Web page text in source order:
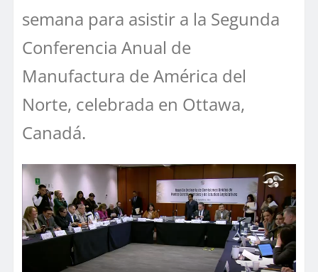
semana para asistir a la Segunda
Conferencia Anual de
Manufactura de América del
Norte, celebrada en Ottawa,
Canadá.